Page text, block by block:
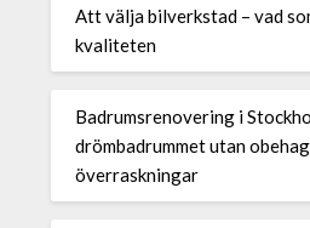
Att välja bilverkstad – vad
kvaliteten
Badrumsrenovering i
drömbadrummet utan
överraskningar